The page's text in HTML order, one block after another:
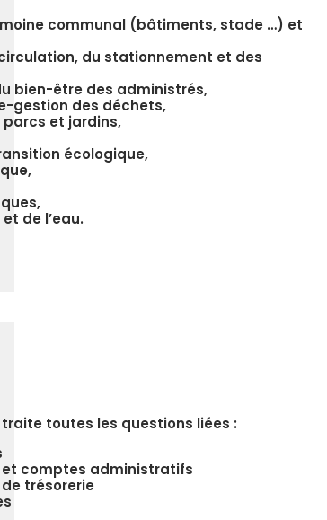
communal (bâtiments, stade …) et
du stationnement et des
bien-être des administrés,
gestion des déchets,
et jardins,
écologique,
de l’eau.
traite toutes les questions liées :
comptes administratifs
trésorerie